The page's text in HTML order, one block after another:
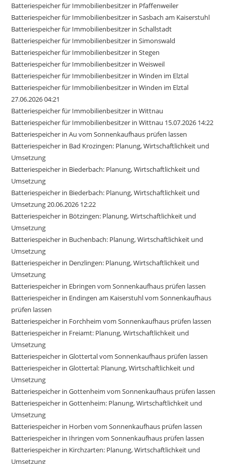
Batteriespeicher für Immobilienbesitzer in Pfaffenweiler
Batteriespeicher für Immobilienbesitzer in Sasbach am Kaiserstuhl
Batteriespeicher für Immobilienbesitzer in Schallstadt
Batteriespeicher für Immobilienbesitzer in Simonswald
Batteriespeicher für Immobilienbesitzer in Stegen
Batteriespeicher für Immobilienbesitzer in Weisweil
Batteriespeicher für Immobilienbesitzer in Winden im Elztal
Batteriespeicher für Immobilienbesitzer in Winden im Elztal
27.06.2026 04:21
Batteriespeicher für Immobilienbesitzer in Wittnau
Batteriespeicher für Immobilienbesitzer in Wittnau 15.07.2026 14:22
Batteriespeicher in Au vom Sonnenkaufhaus prüfen lassen
Batteriespeicher in Bad Krozingen: Planung, Wirtschaftlichkeit und
Umsetzung
Batteriespeicher in Biederbach: Planung, Wirtschaftlichkeit und
Umsetzung
Batteriespeicher in Biederbach: Planung, Wirtschaftlichkeit und
Umsetzung 20.06.2026 12:22
Batteriespeicher in Bötzingen: Planung, Wirtschaftlichkeit und
Umsetzung
Batteriespeicher in Buchenbach: Planung, Wirtschaftlichkeit und
Umsetzung
Batteriespeicher in Denzlingen: Planung, Wirtschaftlichkeit und
Umsetzung
Batteriespeicher in Ebringen vom Sonnenkaufhaus prüfen lassen
Batteriespeicher in Endingen am Kaiserstuhl vom Sonnenkaufhaus
prüfen lassen
Batteriespeicher in Forchheim vom Sonnenkaufhaus prüfen lassen
Batteriespeicher in Freiamt: Planung, Wirtschaftlichkeit und
Umsetzung
Batteriespeicher in Glottertal vom Sonnenkaufhaus prüfen lassen
Batteriespeicher in Glottertal: Planung, Wirtschaftlichkeit und
Umsetzung
Batteriespeicher in Gottenheim vom Sonnenkaufhaus prüfen lassen
Batteriespeicher in Gottenheim: Planung, Wirtschaftlichkeit und
Umsetzung
Batteriespeicher in Horben vom Sonnenkaufhaus prüfen lassen
Batteriespeicher in Ihringen vom Sonnenkaufhaus prüfen lassen
Batteriespeicher in Kirchzarten: Planung, Wirtschaftlichkeit und
Umsetzung